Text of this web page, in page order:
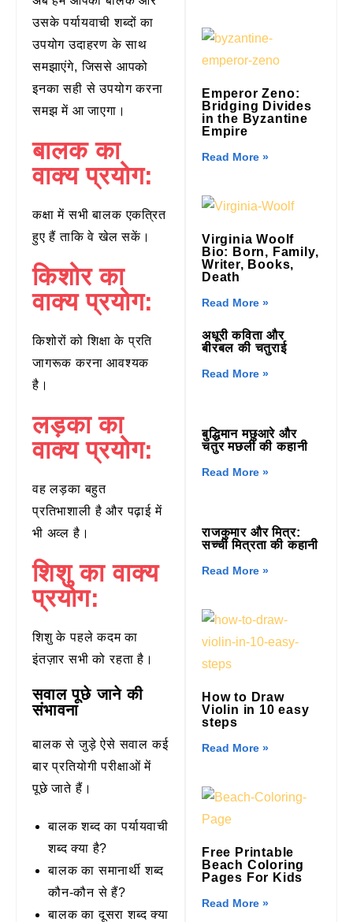
उसके पर्यायवाची शब्दों का
उपयोग उदाहरण के साथ
समझाएंगे, जिससे आपको
इनका सही से उपयोग करना
समझ में आ जाएगा।
बालक का
वाक्य प्रयोग:
कक्षा में सभी बालक एकत्रित
हुए हैं ताकि वे खेल सकें।
किशोर का
वाक्य प्रयोग:
किशोरों को शिक्षा के प्रति
जागरूक करना आवश्यक
है।
लड़का का
वाक्य प्रयोग:
वह लड़का बहुत
प्रतिभाशाली है और पढ़ाई में
भी अव्‍ल है।
शिशु का वाक्य
प्रयोग:
शिशु के पहले कदम का
इंतज़ार सभी को रहता है।
सवाल पूछे जाने की
संभावना
बालक से जुड़े ऐसे सवाल कई
बार प्रतियोगी परीक्षाओं में
पूछे जाते हैं।
बालक शब्द का पर्यायवाची
शब्द क्या है?
बालक का समानार्थी शब्द
कौन-कौन से हैं?
बालक का दूसरा शब्द क्या
Emperor Zeno:
Bridging Divides
in the Byzantine
Empire
Read More »
Virginia Woolf
Bio: Born, Family,
Writer, Books,
Death
Read More »
अधूरी कविता और
बीरबल की चतुराई
Read More »
बुद्धिमान मछुआरे और
चतुर मछली की कहानी
Read More »
राजकुमार और मित्र:
सच्ची मित्रता की कहानी
Read More »
How to Draw
Violin in 10 easy
steps
Read More »
Free Printable
Beach Coloring
Pages For Kids
Read More »